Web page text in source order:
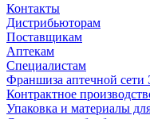
Контакты
Дистрибьюторам
Поставщикам
Аптекам
Специалистам
Франшиза аптечной сети
Контрактное
Упаковка и материалы